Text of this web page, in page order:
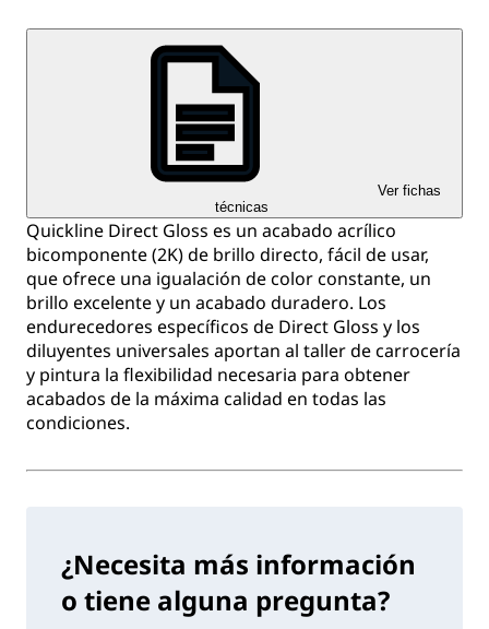
Ver fichas
técnicas
Quickline Direct Gloss es un acabado acrílico
bicomponente (2K) de brillo directo, fácil de usar,
que ofrece una igualación de color constante, un
brillo excelente y un acabado duradero. Los
endurecedores específicos de Direct Gloss y los
diluyentes universales aportan al taller de carrocería
y pintura la flexibilidad necesaria para obtener
acabados de la máxima calidad en todas las
condiciones.
¿Necesita más información
o tiene alguna pregunta?